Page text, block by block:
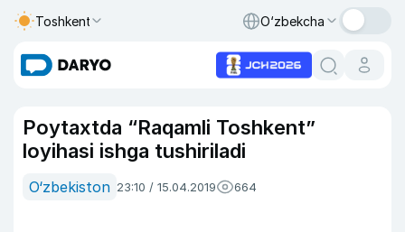
Toshkent O‘zbekcha
Poytaxtda “Raqamli Toshkent”
loyihasi ishga tushiriladi
O‘zbekiston 23:10 / 15.04.2019 664